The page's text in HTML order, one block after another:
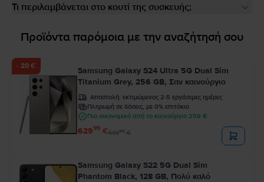
Τι περιλαμβάνεται στο κουτί της συσκευής;
Προϊόντα παρόμοια με την αναζήτησή σου
- 20 €
Samsung Galaxy S24 Ultra 5G Dual Sim
Titanium Grey, 256 GB, Σαν καινούργιο
Αποστολή: εκτιμώμενος 2-5 εργάσιμες ημέρες
Πληρωμή σε δόσεις, με 0% επιτόκιο
Πιο οικονομικό από το καινούργιο 256 €
62999 €64999€
Samsung Galaxy S22 5G Dual Sim
Phantom Black, 128 GB, Πολύ καλό